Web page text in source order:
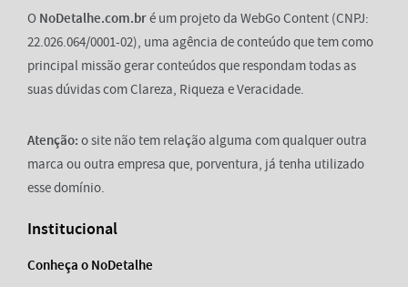
O NoDetalhe.com.bré um projeto da WebGo Content (CNPJ:
22.026.064/0001-02), uma agência de conteúdo que tem como
principal missão gerar conteúdos que respondam todas as
suas dúvidas com Clareza, Riqueza e Veracidade.
Atenção: o site não tem relação alguma com qualquer outra
marca ou outra empresa que, porventura, já tenha utilizado
esse domínio.
Institucional
Conheça o NoDetalhe